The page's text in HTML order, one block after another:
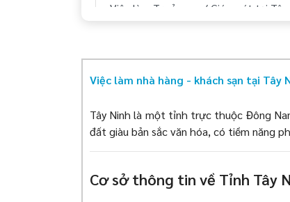
Việc làm Trưởng ca/ Giám sát tại Tây
Việc làm Nhân viên tập sự tại Tây
Việc làm Trợ lý, thư ký tại Tây Ninh
Việc làm nhà hàng - khách sạn tại Tây
Tây Ninh là một tỉnh trực thuộc Đông
đất giàu bản sắc văn hóa, có tiềm năng
Cơ sở thông tin về Tỉnh Tây